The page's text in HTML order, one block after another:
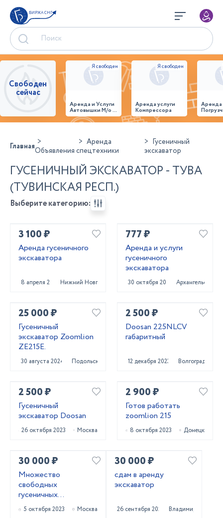
БИРЖА СНГ
Свободен
сейчас
Аренда и Услуги
Автовышки М/о г.
Домодедово
26,28,32 место
Аренда услуги
Компрессора
ГлавнаяОбъявления
Аренда
спецтехники
Гусеничный
экскаватор
ГУСЕНИЧНЫЙ ЭКСКАВАТОР - ТУВА
(ТУВИНСКАЯ РЕСП.)
Выберите категорию:
3 100 ₽
Аренда гусеничного
экскаватора
8 апреля 2025 Нижний Новгород
777 ₽
Аренда и услуги
гусеничного
экскаватора
30 октября 2024 Архангельск
25 000 ₽
Гусеничный
экскаватор Zoomlion
ZE215E.
30 августа 2024 Подольск
2 500 ₽
Doosan 225NLCV
габаритный
12 декабря 2023 Волгоград
2 500 ₽
Гусеничный
экскаватор Doosan
26 октября 2023 Москва
2 900 ₽
Готов работать
zoomlion 215
8 октября 2023 Донецк
30 000 ₽
Множество
свободных
гусеничных
экскаваторов
5 октября 2023 Москва
30 000 ₽
сдам в аренду
экскаватор
26 сентября 2023 Владимир